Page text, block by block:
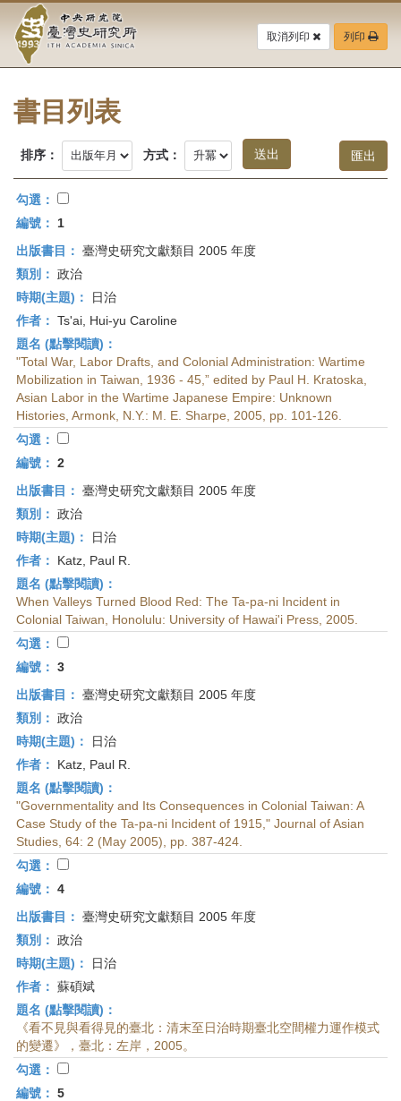
要
中
央
研
究
院-
臺
灣
史
研
究
所-
首
頁
取消列印 列印
書目列表
排序： 方式：
勾選：
編號：
1
出版書目： 臺灣史研究文獻類目 2005 年度
類別： 政治
時期(主題)：
日治
作者： Ts'ai, Hui-yu Caroline
題名 (點擊閱讀)：
"Total War, Labor Drafts, and Colonial Administration: Wartime
Mobilization in Taiwan, 1936 - 45,” edited by Paul H. Kratoska,
Asian Labor in the Wartime Japanese Empire: Unknown
Histories, Armonk, N.Y.: M. E. Sharpe, 2005, pp. 101-126.
勾選：
編號： 2
出版書目： 臺灣史研究文獻類目 2005 年度
類別： 政治
時期(主題)：
日治
作者：
Katz, Paul R.
題名 (點擊閱讀)：
When Valleys Turned Blood Red: The Ta-pa-ni Incident in
Colonial Taiwan, Honolulu: University of Hawai'i Press, 2005.
勾選：
編號： 3
出版書目： 臺灣史研究文獻類目 2005 年度
類別： 政治
時期(主題)：
日治
作者：
Katz, Paul R.
題名 (點擊閱讀)：
"Governmentality and Its Consequences in Colonial Taiwan: A
Case Study of the Ta-pa-ni Incident of 1915," Journal of Asian
Studies, 64: 2 (May 2005), pp. 387-424.
勾選：
編號： 4
出版書目： 臺灣史研究文獻類目 2005 年度
類別： 政治
時期(主題)：
日治
作者： 蘇碩斌
題名 (點擊閱讀)：
《看不見與看得見的臺北：清末至日治時期臺北空間權力運作模式
的變遷》，臺北：左岸，2005。
勾選：
編號： 5